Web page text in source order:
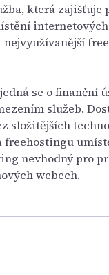
která zajišťuje
se o finanční
služeb.
složitějších
freehostingu
nevhodný pro
webech.